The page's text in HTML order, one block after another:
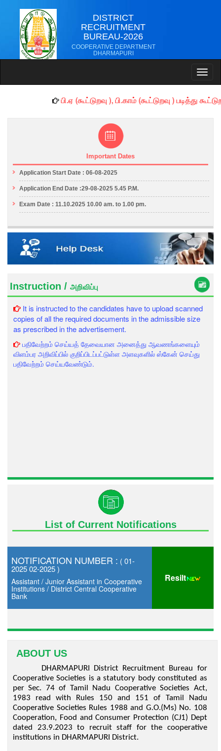
DISTRICT
RECRUITMENT
BUREAU-2026
COOPERATIVE DEPARTMENT
DHARMAPURI
பி.ஏ (கூட்டுறவு ), பி.காம் (கூட்டுறவு )
Important Dates
Application Start Date : 06-08-2025
Application End Date :29-08-2025 5.45 P.M.
Exam Date : 11.10.2025 10.00 am. to 1.00 pm.
Instruction / அறிவிப்பு
It is instructed to the candidates have to upload scanned
copies of all the required documents in the admissible size
as prescribed in the advertisement.
பதிவேற்றம் செய்யத் தேவையான அனைத்து ஆவணங்களையும்
விளம்பர அறிவிப்பில் குறிப்பிடப்பட்டுள்ள அளவுகளில் ஸ்கேன் செய்து
பதிவேற்றம் செய்யவேண்டும்.
List of Current Notifications
NOTIFICATION NUMBER : ( 01-
2025 02-2025 )
Assistant / Junior Assistant in Cooperative
Institutions / District Central Cooperative
Bank
Resilt
ABOUT US
DHARMAPURI District Recruitment Bureau for
Cooperative Societies is a statutory body constituted as
per Sec. 74 of Tamil Nadu Cooperative Societies Act,
1983 read with Rules 150 and 151 of Tamil Nadu
Cooperative Societies Rules 1988 and G.O.(Ms) No. 108
Cooperation, Food and Consumer Protection (CJ1) Dept
dated 23.9.2023 to recruit staff for the cooperative
institutions in DHARMAPURI District.